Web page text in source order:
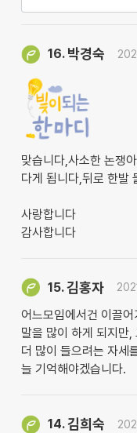
16. 박경숙
맞습니다,사소한 논쟁
다게 됩니다,뒤로 한발
사랑합니다
감사합니다
15.김홍자
어느모임에서건 이끌
말을 많이 하게 되지만,
더 많이 들으려는 자세
늘 기억해야겠습니다.
14.김희숙